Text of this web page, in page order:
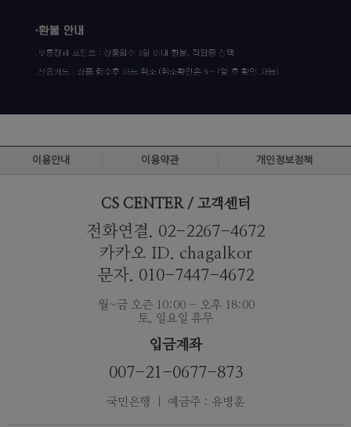
이용안내 이용약관 개인정보정책
CS CENTER / 고객센터
전화연결. 02-2267-4672
카카오 ID. chagalkor
문자. 010-7447-4672
월~금 오즌 10:00 - 오후 18:00
토, 일요일 휴무
입금계좌
007-21-0677-873
국민은행 ｜ 예금주 : 유병훈